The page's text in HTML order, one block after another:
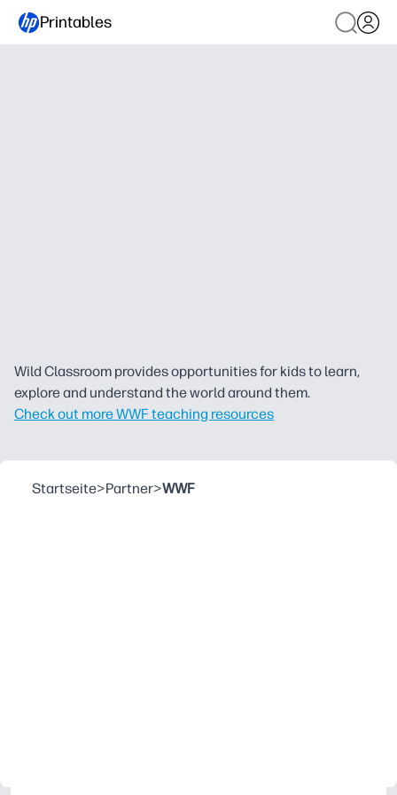
Printables
Wild Classroom provides opportunities for kids to learn,
explore and understand the world around them.
Check out more WWF teaching resources
Startseite>Partner>WWF